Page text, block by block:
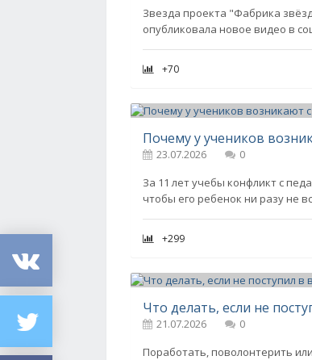
Звезда проекта "Фабрика
опубликовала новое видео в
+70
23.07.2026
0
За 11 лет учебы конфликт с
чтобы его ребенок ни разу не
+299
21.07.2026
0
Поработать, поволонтерить